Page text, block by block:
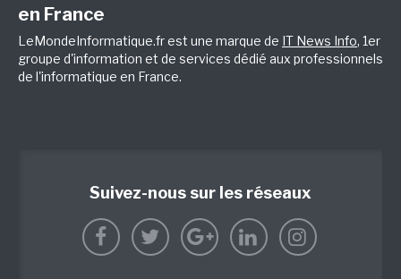
en France
LeMondeInformatique.fr est une marque de IT News Info, 1er
groupe d'information et de services dédié aux professionnels
de l'informatique en France.
Suivez-nous sur les réseaux